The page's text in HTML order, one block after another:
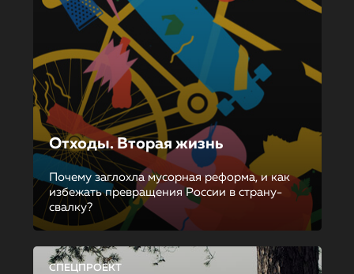
Отходы. Вторая жизнь
Почему заглохла мусорная реформа, и как
избежать превращения России в страну-
свалку?
СПЕЦПРОЕКТ